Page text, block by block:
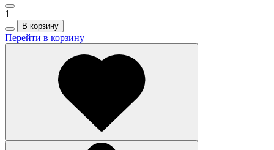
1
В корзину
Перейти в корзину